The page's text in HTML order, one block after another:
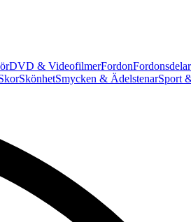
DVD & VideofilmerFordon
SkönhetSmycken & ÄdelstenarSport